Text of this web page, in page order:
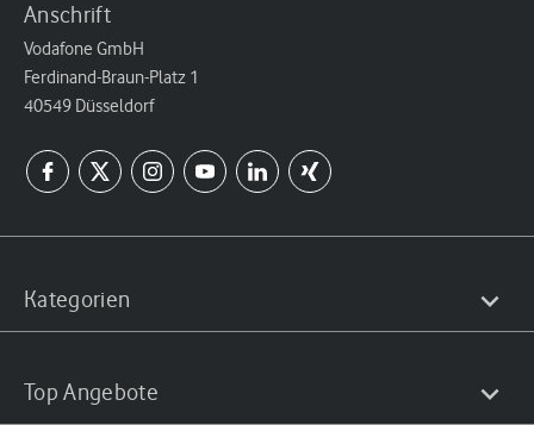
Anschrift
Vodafone GmbH
Ferdinand-Braun-Platz 1
40549 Düsseldorf
Kategorien
Top Angebote